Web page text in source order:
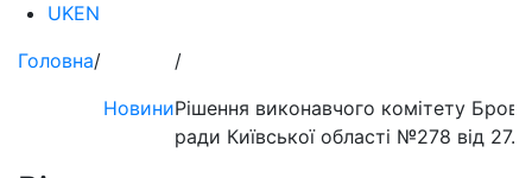
UKEN
Головна/
Новини
/
Рішення виконавчого комітету
ради Київської області №278 від